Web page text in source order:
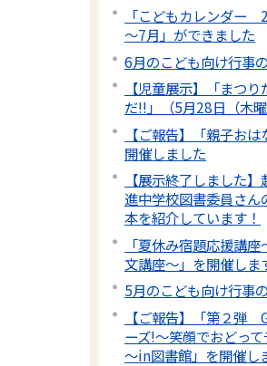
「こどもカレンダー
～7月」ができました
6月のこども向け行事
【児童展示】「まつ
だ!!」（5月28日（木曜
【ご報告】「親子お
開催しました
【展示終了しました
進中学校図書委員さん
本を紹介しています！
「夏休み宿題応援講
文講座～」を開催しま
5月のこども向け行事
【ご報告】「第２弾
ーズ!～笑顔でおどっ
～in図書館」を開催し